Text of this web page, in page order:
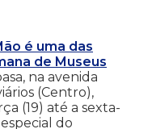
é uma das
de Museus
na avenida
(Centro),
(19) até a sexta-
do